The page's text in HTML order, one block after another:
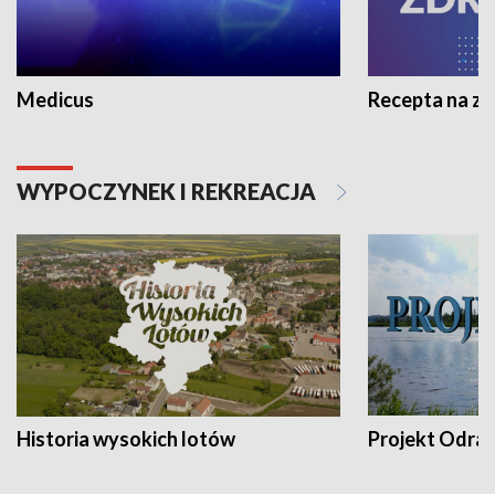
Medicus Recepta na
WYPOCZYNEK I REKREACJA
Historia wysokich lotów Projekt Odra